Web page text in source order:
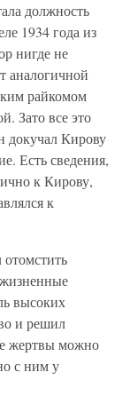
должность
1934 года из
нигде не
аналогичной
райкомом
Зато все это
докучал Кирову
Есть сведения,
к Кирову,
к
высоких
и решил
жертвы можно
с ним у